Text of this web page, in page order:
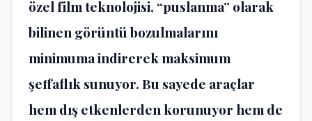
özel film teknolojisi, “puslanma” olarak
bilinen görüntü bozulmalarını
minimuma indirerek maksimum
şeffaflık sunuyor. Bu sayede araçlar
hem dış etkenlerden korunuyor hem de